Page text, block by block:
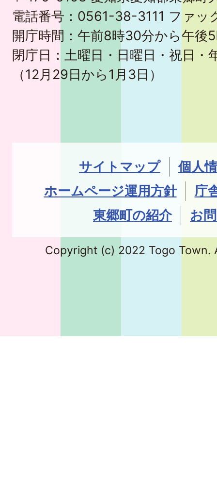
電話番号：0561-38-3111 ファ
開庁時間：午前8時30分から午後
閉庁日：土曜日・日曜日・祝日・
（12月29日から1月3日）
サイトマップ
個人
ホームページ運用方針
庁
東郷町の紹介
お
Copyright (c) 2022 Togo Town.